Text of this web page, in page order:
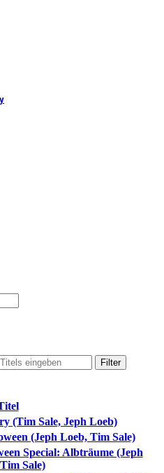
Filter
(Tim Sale, Jeph Loeb)
(Jeph Loeb, Tim Sale)
Special: Albträume (Jeph
Sale)